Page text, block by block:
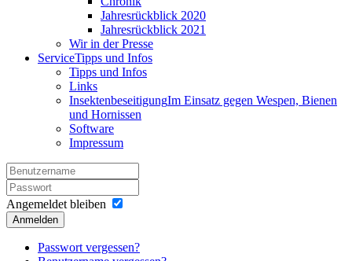
Jahresrückblick 2020
Jahresrückblick 2021
Wir in der Presse
ServiceTipps und Infos
Tipps und Infos
Links
InsektenbeseitigungIm Einsatz gegen Wespen, Bienen
und Hornissen
Software
Impressum
Angemeldet bleiben
Anmelden
Passwort vergessen?